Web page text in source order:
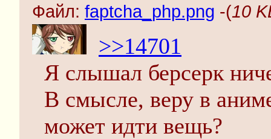
Файл: faptcha_php.png -(10
>>14701
Я слышал берсерк
В смысле, веру в
может идти вещь?